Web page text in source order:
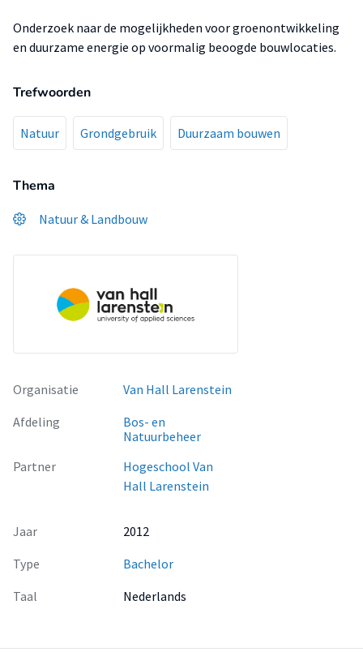
Onderzoek naar de mogelijkheden voor groenontwikkeling
en duurzame energie op voormalig beoogde bouwlocaties.
Trefwoorden
Natuur Grondgebruik Duurzaam bouwen
Thema
Natuur & Landbouw
Organisatie
Van Hall Larenstein
Afdeling
Bos- en
Natuurbeheer
Partner
Hogeschool Van
Hall Larenstein
Jaar
2012
Type
Bachelor
Taal
Nederlands